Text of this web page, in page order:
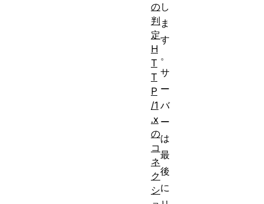
し
ま
す
。
サ
ー
バ
ー
は
最
後
に
の
判
定
H
T
T
P
/1
.x
の
コ
ネ
ク
シ